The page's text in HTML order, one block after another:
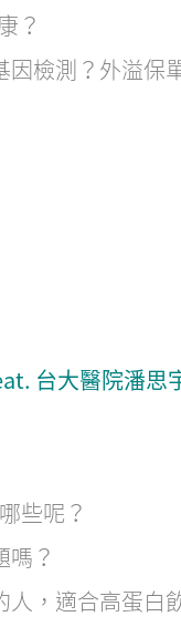
？
檢測？外溢保
台大醫院潘思
些呢？
？
，適合高蛋白